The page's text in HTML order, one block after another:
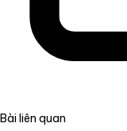
Bài liên quan